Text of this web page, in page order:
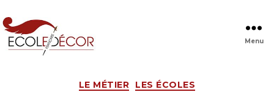
Menu
Catégories
LE MÉTIER LES ÉCOLES